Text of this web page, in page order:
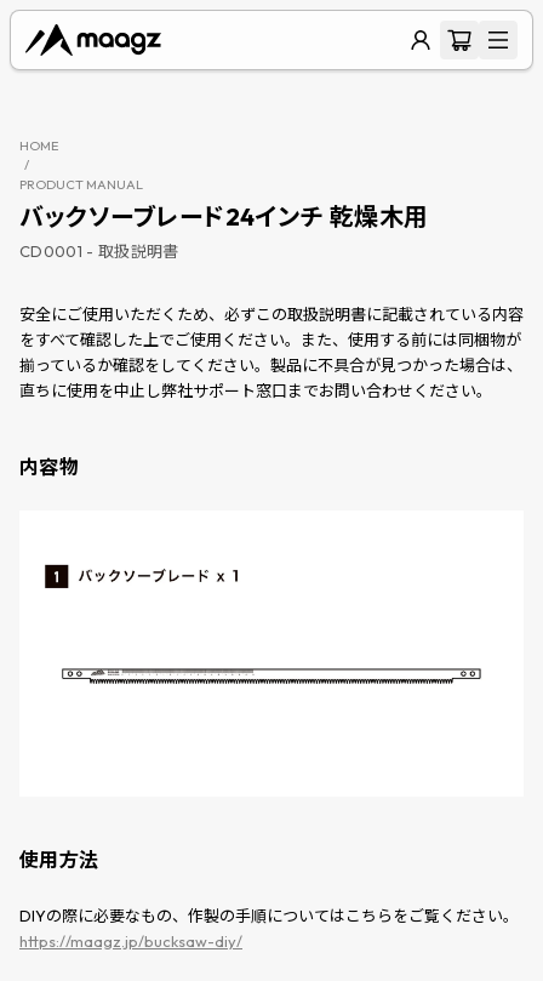
HOME
/
PRODUCT MANUAL
バックソーブレード24インチ 乾燥木用
CD0001 - 取扱説明書
安全にご使用いただくため、必ずこの取扱説明書に記載されている内容
をすべて確認した上でご使用ください。また、使用する前には同梱物が
揃っているか確認をしてください。製品に不具合が見つかった場合は、
直ちに使用を中止し弊社サポート窓口までお問い合わせください。
内容物
使用方法
DIYの際に必要なもの、作製の手順についてはこちらをご覧ください。
https://maagz.jp/bucksaw-diy/